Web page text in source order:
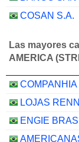
COSAN S.A.
Las mayores
AMERICA
LOJAS